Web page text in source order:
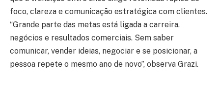
foco, clareza e comunicação estratégica com clientes.
“Grande parte das metas está ligada a carreira,
negócios e resultados comerciais. Sem saber
comunicar, vender ideias, negociar e se posicionar, a
pessoa repete o mesmo ano de novo”, observa Grazi.